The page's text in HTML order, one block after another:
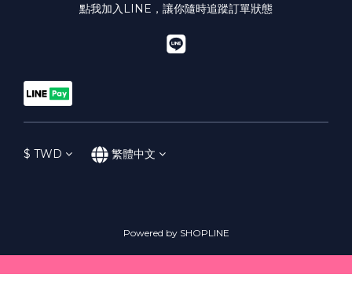
點我加入LINE，讓你隨時追蹤訂單狀態
$ TWD 繁體中文
Powered by SHOPLINE